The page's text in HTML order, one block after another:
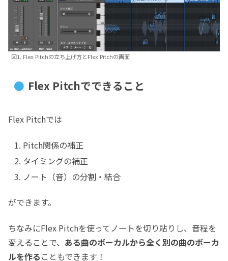
図1. Flex Pitchの立ち上げ方とFlex Pitchの画面
Flex Pitchでできること
Flex Pitchでは
Pitch関係の補正
タイミングの補正
ノート（音）の分割・結合
ができます。
ちなみにFlex Pitchを使ってノートを切り貼りし、音程を
変えることで、 ある曲のボーカルから全く別の曲のボーカ
ルを作る こともできます！